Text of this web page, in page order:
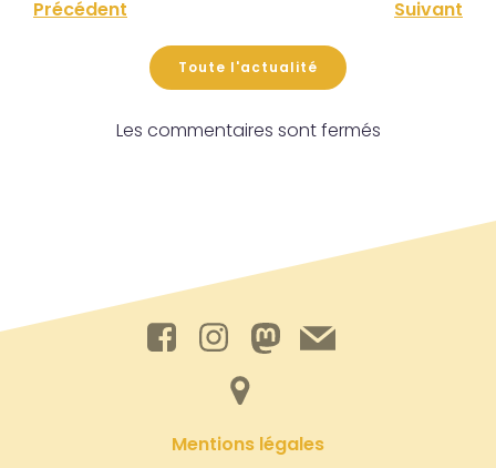
Précédent Suivant
Toute l'actualité
Les commentaires sont fermés
Mentions légales